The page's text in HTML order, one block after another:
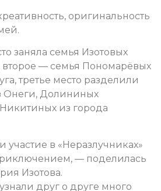
оригинальность
заняла семья Изотовых
второе — семья Пономарёвых
третье место разделили
Онеги, Долининых
из города
в «Неразлучниках»
— поделилась
Изотова.
друг о друге много